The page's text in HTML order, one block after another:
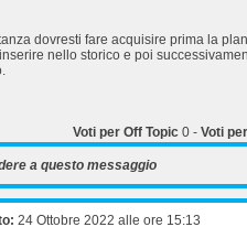
dovresti fare acquisire prima la
nello storico e poi
Voti per Off Topic 0 - Voti
a questo messaggio
24 Ottobre 2022 alle ore 15:13